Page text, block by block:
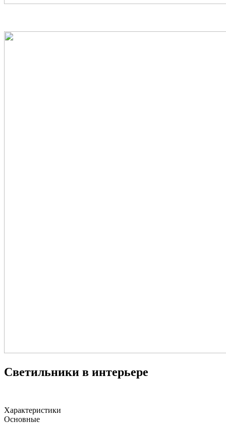
Светильники в интерьере
Характеристики
Основные